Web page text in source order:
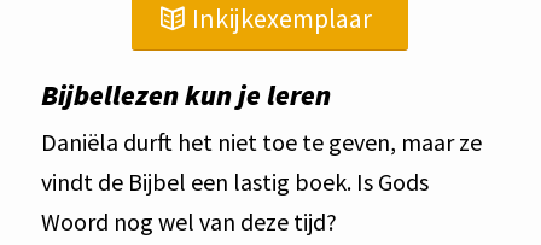
Inkijkexemplaar
Bijbellezen kun je leren
Daniëla durft het niet toe te geven, maar ze
vindt de Bijbel een lastig boek. Is Gods
Woord nog wel van deze tijd?